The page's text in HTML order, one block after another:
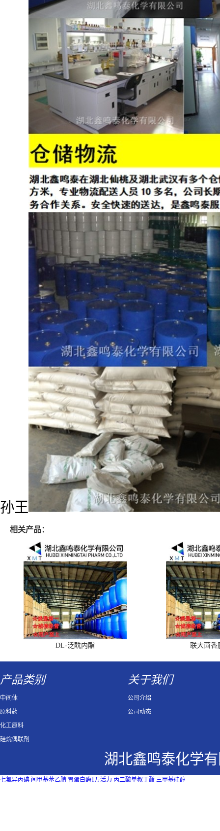
孙王
相关产品：
DL-泛酰内酯 联大茴香
产品类别
中间体
原料药
化工原料
硅烷偶联剂
关于我们
公司介绍
公司动态
湖北鑫鸣泰化学
七氟异丙碘 间甲基苯乙腈 胃蛋白酶1万活力 丙二酸单叔丁酯 三甲基硅醇